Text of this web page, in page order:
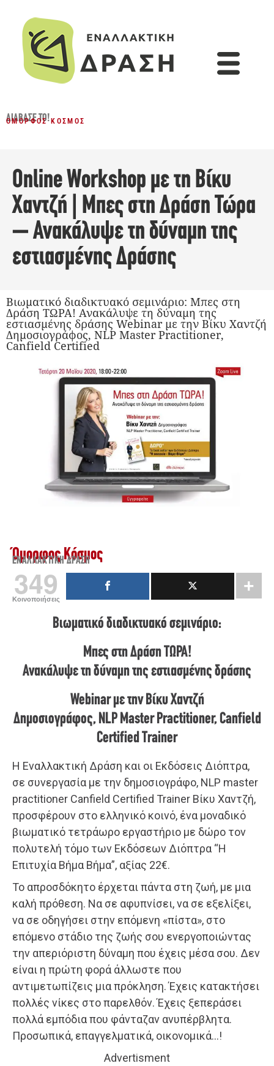
ΔΙΆΒΑΣΈ ΤΟ!
ΌΜΟΡΦΟΣ ΚΌΣΜΟΣ
Online Workshop με τη Βίκυ
Χαντζή | Μπες στη Δράση Τώρα
– Ανακάλυψε τη δύναμη της
εστιασμένης Δράσης
Βιωματικό διαδικτυακό σεμινάριο: Μπες στη
Δράση ΤΩΡΑ! Ανακάλυψε τη δύναμη της
εστιασμένης δράσης Webinar με την Βίκυ Χαντζή
Δημοσιογράφος, ΝLP Master Practitioner,
Canfield Certified
Όμορφος Κόσμος
ΕΝΑΛΛΑΚΤΙΚΉ ΔΡΆΣΗ
349
Κοινοποιήσεις
Βιωματικό διαδικτυακό σεμινάριο:
Μπες στη Δράση ΤΩΡΑ!
Ανακάλυψε τη δύναμη της εστιασμένης δράσης
Webinar με την Βίκυ Χαντζή
Δημοσιογράφος, ΝLP Master Practitioner, Canfield
Certified Trainer
Η Εναλλακτική Δράση και οι Εκδόσεις Διόπτρα,
σε συνεργασία με την δημοσιογράφο, NLP master
practitioner Canfield Certified Trainer Βίκυ Χαντζή,
προσφέρουν στο ελληνικό κοινό, ένα μοναδικό
βιωματικό τετράωρο εργαστήριο με δώρο τον
πολυτελή τόμο των Εκδόσεων Διόπτρα “Η
Επιτυχία Βήμα Βήμα”, αξίας 22€.
Το απροσδόκητο έρχεται πάντα στη ζωή, με μια
καλή πρόθεση. Να σε αφυπνίσει, να σε εξελίξει,
να σε οδηγήσει στην επόμενη «πίστα», στο
επόμενο στάδιο της ζωής σου ενεργοποιώντας
την απεριόριστη δύναμη που έχεις μέσα σου. Δεν
είναι η πρώτη φορά άλλωστε που
αντιμετωπίζεις μια πρόκληση. Έχεις κατακτήσει
πολλές νίκες στο παρελθόν. Έχεις ξεπεράσει
πολλά εμπόδια που φάνταζαν ανυπέρβλητα.
Προσωπικά, επαγγελματικά, οικονομικά…!
Advertisment